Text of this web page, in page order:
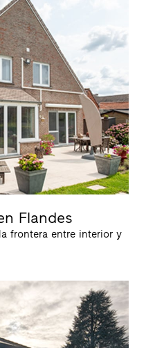
Flandes
frontera entre interior y